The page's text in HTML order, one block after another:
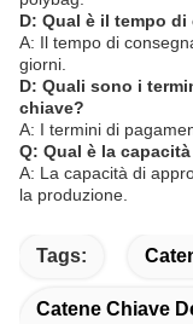
D: Qual è il tempo
A: Il tempo di
giorni.
D: Quali sono i
chiave?
A: I termini di
Q: Qual è la
A: La capacità di
la produzione.
Tags:
Catene Chiave